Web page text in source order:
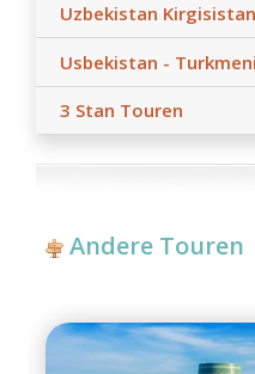
Uzbekistan
Usbekistan -
3 Stan Touren
Andere Touren